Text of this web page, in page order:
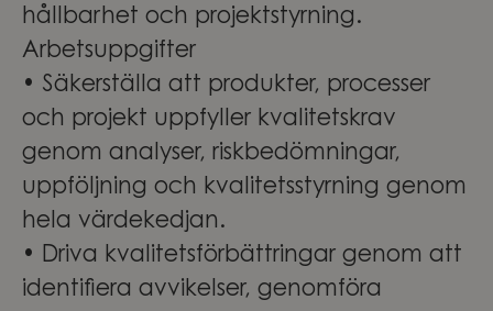
hållbarhet och projektstyrning.
Arbetsuppgifter
• Säkerställa att produkter, processer
och projekt uppfyller kvalitetskrav
genom analyser, riskbedömningar,
uppföljning och kvalitetsstyrning genom
hela värdekedjan.
• Driva kvalitetsförbättringar genom att
identifiera avvikelser, genomföra